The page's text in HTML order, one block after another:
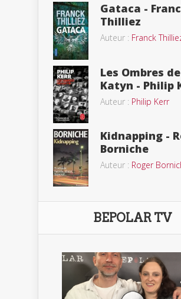
Gataca -
Thilliez
Auteur : Franck
Les Ombres de
Katyn - Philip
Auteur : Philip Kerr
Kidnapping -
Borniche
Auteur : Roger
BEPOLAR TV